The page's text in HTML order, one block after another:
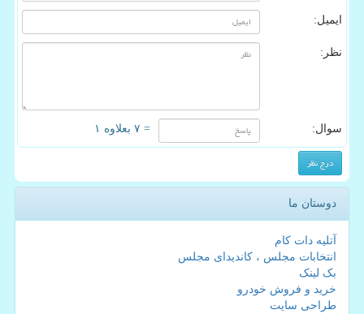
ایمیل:
نظر:
سوال: = ۷ بعلاوه ۱
دوستان ما
آتلیه دات کام
انتخابات مجلس ، کاندیدای مجلس
بک لینک
خرید و فروش خودرو
طراحی سایت